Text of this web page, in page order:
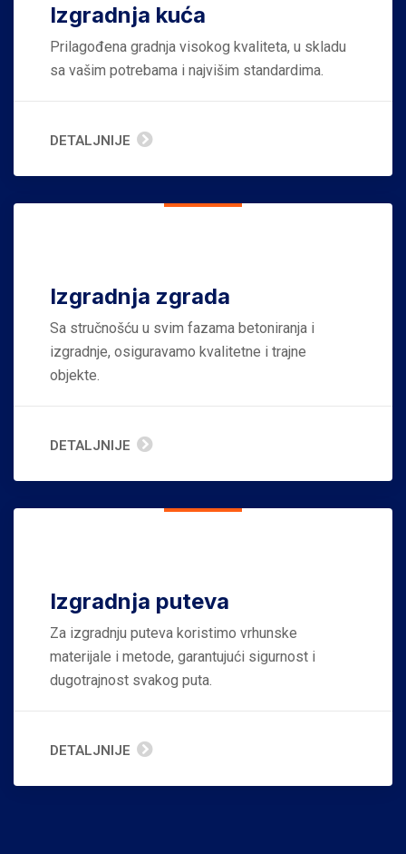
Izgradnja kuća
Prilagođena gradnja visokog kvaliteta, u skladu
sa vašim potrebama i najvišim standardima.
DETALJNIJE
Izgradnja zgrada
Sa stručnošću u svim fazama betoniranja i
izgradnje, osiguravamo kvalitetne i trajne
objekte.
DETALJNIJE
Izgradnja puteva
Za izgradnju puteva koristimo vrhunske
materijale i metode, garantujući sigurnost i
dugotrajnost svakog puta.
DETALJNIJE